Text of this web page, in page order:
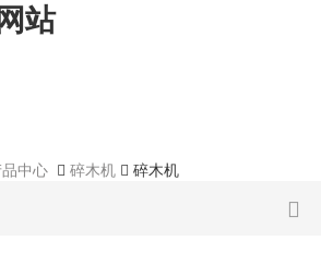
站
中心 碎木机 碎木机